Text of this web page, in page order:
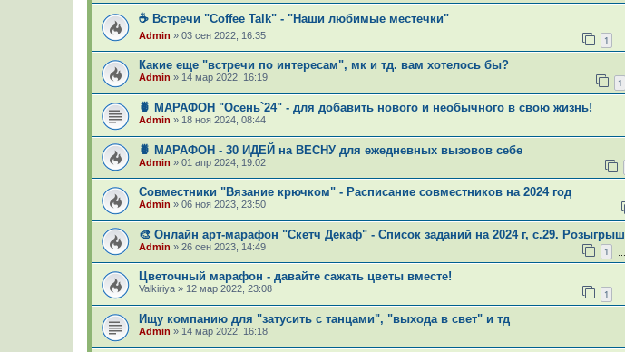
☕ Встречи "Coffee Talk" - "Наши любимые местечки"
Admin » 03 сен 2022, 16:35 1
Какие еще "встречи по интересам", мк и тд. вам хотелось бы?
Admin » 14 мар 2022, 16:19 1
🍍 МАРАФОН "Осень`24" - для добавить нового и необычного в свою жизнь!
Admin » 18 ноя 2024, 08:44
🍍 МАРАФОН - 30 ИДЕЙ на ВЕСНУ для ежедневных вызовов себе
Admin » 01 апр 2024, 19:02
Совместники "Вязание крючком" - Расписание совместников на 2024 год
Admin » 06 ноя 2023, 23:50
🎨 Онлайн арт-марафон "Скетч Декаф" - Список заданий на 2024 г, с.29.
Admin » 26 сен 2023, 14:49 1
Цветочный марафон - давайте сажать цветы вместе!
Valkiriya » 12 мар 2022, 23:08 1
Ищу компанию для "затусить с танцами", "выхода в свет" и тд
Admin » 14 мар 2022, 16:18